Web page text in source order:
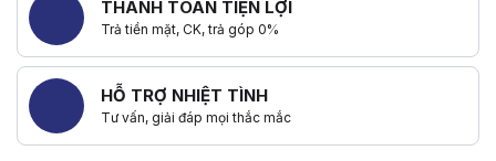
THANH TOÁN TIỆN LỢI
Trả tiền mặt, CK, trả góp 0%
HỖ TRỢ NHIỆT TÌNH
Tư vấn, giải đáp mọi thắc mắc